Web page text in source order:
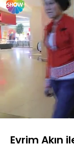
Aç
:
Evrim Akın